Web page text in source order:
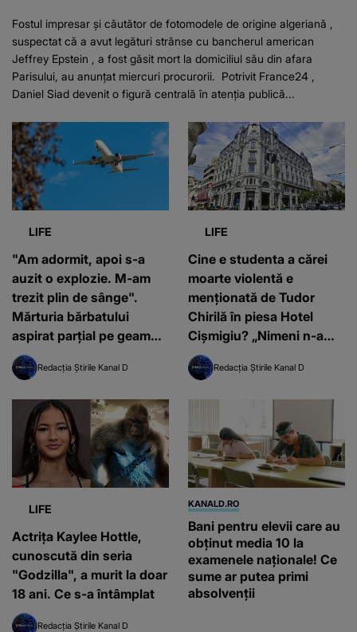
Fostul impresar și căutător de fotomodele de origine algeriană ,
suspectat că a avut legături strânse cu bancherul american
Jeffrey Epstein , a fost găsit mort la domiciliul său din afara
Parisului, au anunțat miercuri procurorii. Potrivit France24 ,
Daniel Siad devenit o figură centrală în atenția publică...
LIFE
"Am adormit, apoi s-a
auzit o explozie. M-am
trezit plin de sânge".
Mărturia bărbatului
aspirat parțial pe geamul
de avion, în Grecia
Redacția Știrile Kanal D
LIFE
Cine e studenta a cărei
moarte violentă e
menționată de Tudor
Chirilă în piesa Hotel
Cișmigiu? „Nimeni n-a
intervenit timp de 3 ore!”
Redacția Știrile Kanal D
LIFE
Actrița Kaylee Hottle,
cunoscută din seria
"Godzilla", a murit la doar
18 ani. Ce s-a întâmplat
Redacția Știrile Kanal D
KANALD.RO
Bani pentru elevii care au
obținut media 10 la
examenele naționale! Ce
sume ar putea primi
absolvenții